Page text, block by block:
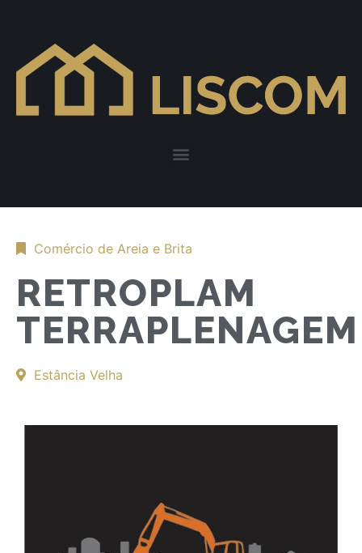
Comércio de Areia e Brita
RETROPLAM
TERRAPLENAGEM
Estância Velha